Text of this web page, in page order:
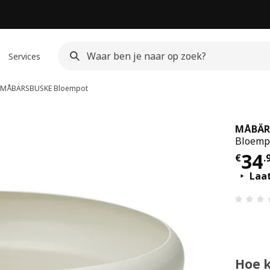
Services
MÅBÄRSBUSKEBloempot
€34.
Hoe